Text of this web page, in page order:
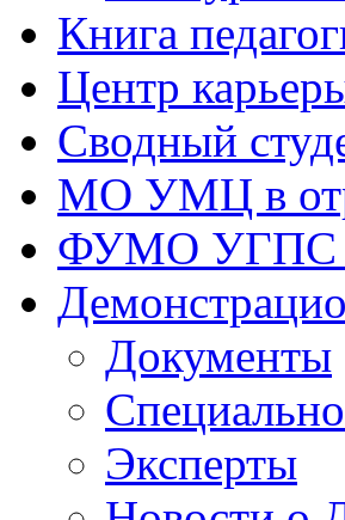
Книга
Центр
Сводный
МО УМЦ в
ФУМО УГПС
Документы
Эксперты